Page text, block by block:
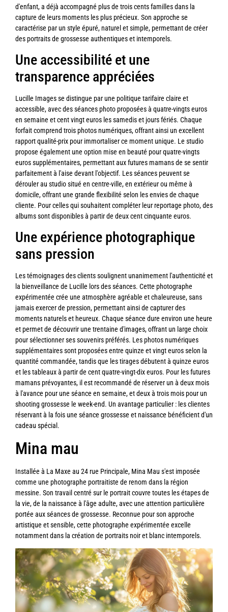
d'enfant, a déjà accompagné plus de trois cents familles dans la
capture de leurs moments les plus précieux. Son approche se
caractérise par un style épuré, naturel et simple, permettant de créer
des portraits de grossesse authentiques et intemporels.
Une accessibilité et une
transparence appréciées
Lucille Images se distingue par une politique tarifaire claire et
accessible, avec des séances photo proposées à quatre-vingts euros
en semaine et cent vingt euros les samedis et jours fériés. Chaque
forfait comprend trois photos numériques, offrant ainsi un excellent
rapport qualité-prix pour immortaliser ce moment unique. Le studio
propose également une option mise en beauté pour quatre-vingts
euros supplémentaires, permettant aux futures mamans de se sentir
parfaitement à l'aise devant l'objectif. Les séances peuvent se
dérouler au studio situé en centre-ville, en extérieur ou même à
domicile, offrant une grande flexibilité selon les envies de chaque
cliente. Pour celles qui souhaitent compléter leur reportage photo, des
albums sont disponibles à partir de deux cent cinquante euros.
Une expérience photographique
sans pression
Les témoignages des clients soulignent unanimement l'authenticité et
la bienveillance de Lucille lors des séances. Cette photographe
expérimentée crée une atmosphère agréable et chaleureuse, sans
jamais exercer de pression, permettant ainsi de capturer des
moments naturels et heureux. Chaque séance dure environ une heure
et permet de découvrir une trentaine d'images, offrant un large choix
pour sélectionner ses souvenirs préférés. Les photos numériques
supplémentaires sont proposées entre quinze et vingt euros selon la
quantité commandée, tandis que les tirages débutent à quinze euros
et les tableaux à partir de cent quatre-vingt-dix euros. Pour les futures
mamans prévoyantes, il est recommandé de réserver un à deux mois
à l'avance pour une séance en semaine, et deux à trois mois pour un
shooting grossesse le week-end. Un avantage particulier : les clientes
réservant à la fois une séance grossesse et naissance bénéficient d'un
cadeau spécial.
Mina mau
Installée à La Maxe au 24 rue Principale, Mina Mau s'est imposée
comme une photographe portraitiste de renom dans la région
messine. Son travail centré sur le portrait couvre toutes les étapes de
la vie, de la naissance à l'âge adulte, avec une attention particulière
portée aux séances de grossesse. Reconnue pour son approche
artistique et sensible, cette photographe expérimentée excelle
notamment dans la création de portraits noir et blanc intemporels.